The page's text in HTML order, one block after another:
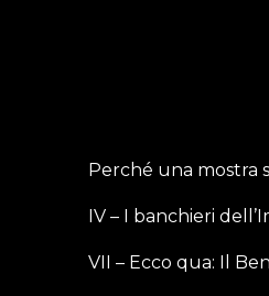
Perché una mostra
IV – I banchieri
VII – Ecco qua: Il